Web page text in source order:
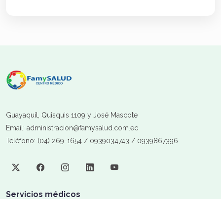
Guayaquil, Quisquis 1109 y José Mascote
Email: administracion@famysalud.com.ec
Teléfono: (04) 269-1654 / 0939034743 / 0939867396
Servicios médicos